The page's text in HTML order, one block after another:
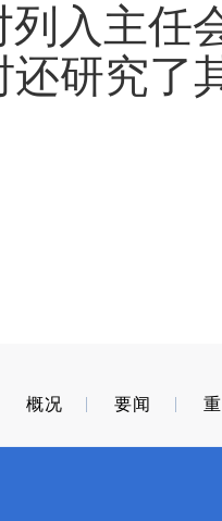
列入主任
还研究了
概况 要闻